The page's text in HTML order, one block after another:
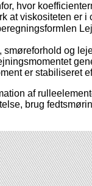
hvor
at viskositeten
og
er stabiliseret
af
brug